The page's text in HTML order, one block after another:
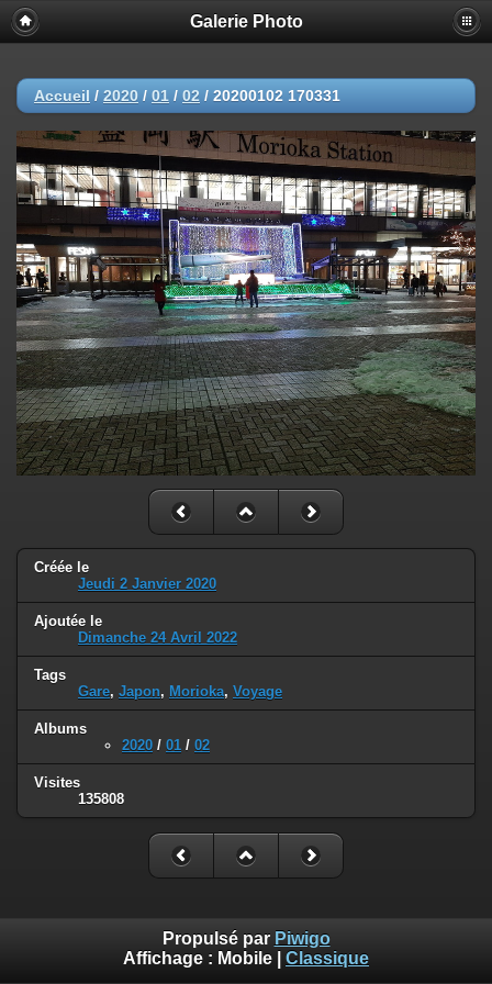
Galerie Photo
Accueil / 2020 / 01 / 02 / 20200102 170331
Créée le
Jeudi 2 Janvier 2020
Ajoutée le
Dimanche 24 Avril 2022
Tags
Gare, Japon, Morioka, Voyage
Albums
2020 / 01 / 02
Visites
135808
Propulsé par Piwigo
Affichage : Mobile Classique